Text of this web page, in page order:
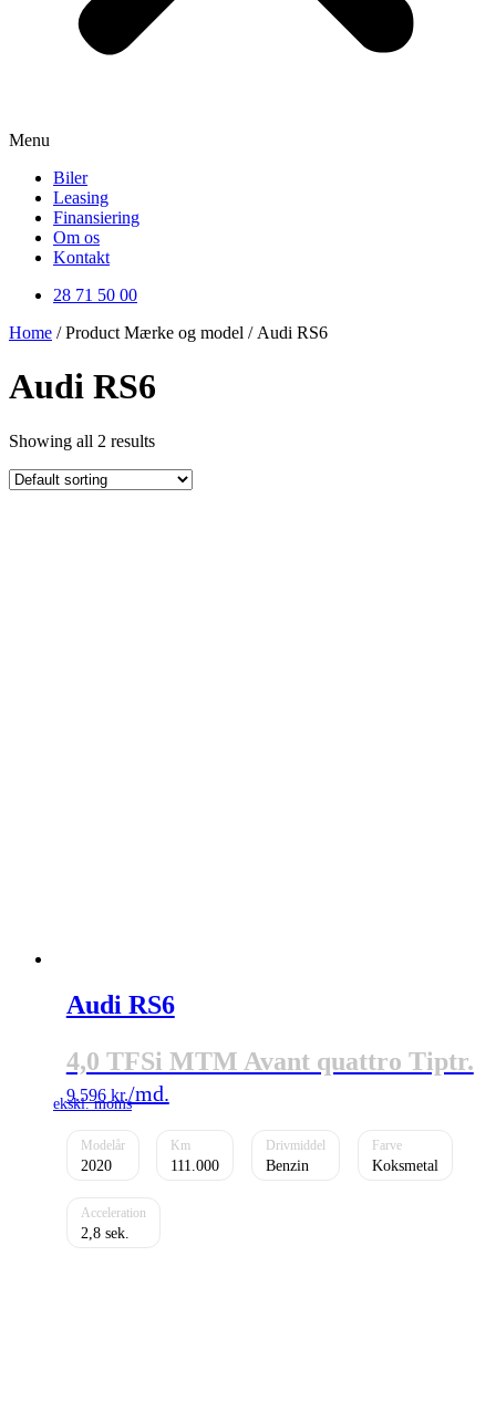
Menu
Biler
Leasing
Finansiering
Om os
Kontakt
28 71 50 00
Home / Product Mærke og model / Audi RS6
Audi RS6
Showing all 2 results
Audi RS6
4,0 TFSi MTM Avant quattro Tiptr.
9.596 kr.
2020 111.000 Benzin Koksmetal
2,8